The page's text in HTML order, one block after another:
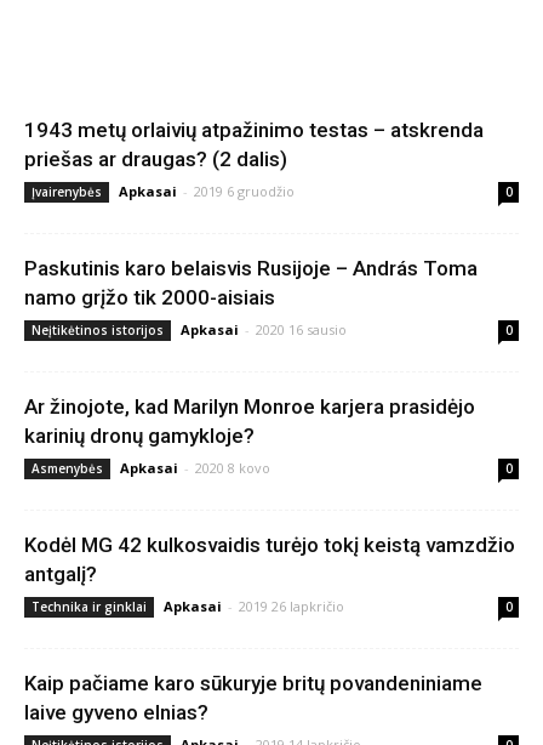
1943 metų orlaivių atpažinimo testas – atskrenda
priešas ar draugas? (2 dalis)
Įvairenybės Apkasai - 2019 6 gruodžio 0
Paskutinis karo belaisvis Rusijoje – András Toma
namo grįžo tik 2000-aisiais
Neįtikėtinos istorijos Apkasai - 2020 16 sausio 0
Ar žinojote, kad Marilyn Monroe karjera prasidėjo
karinių dronų gamykloje?
Asmenybės Apkasai - 2020 8 kovo 0
Kodėl MG 42 kulkosvaidis turėjo tokį keistą vamzdžio
antgalį?
Technika ir ginklai Apkasai - 2019 26 lapkričio 0
Kaip pačiame karo sūkuryje britų povandeniniame
laive gyveno elnias?